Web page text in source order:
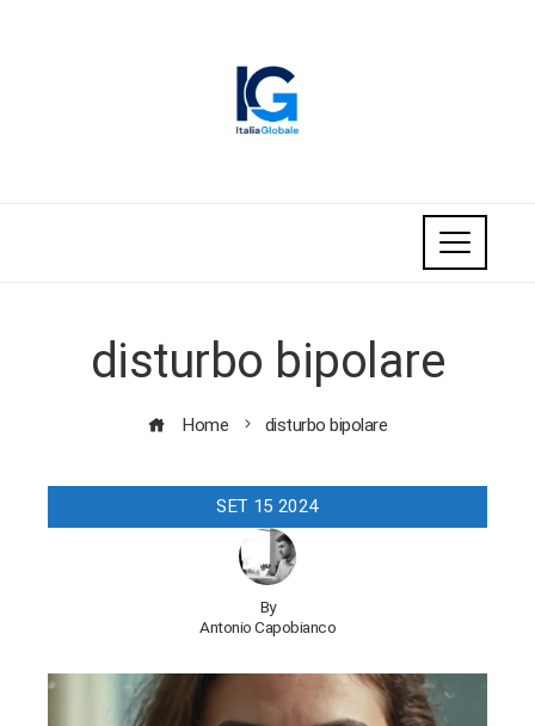
disturbo bipolare
Home disturbo bipolare
SET 15 2024
By
Antonio Capobianco